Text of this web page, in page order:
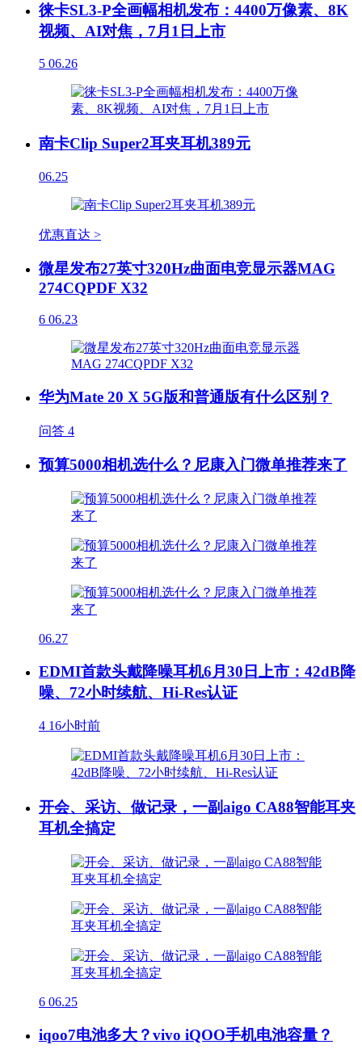
徕卡SL3-P全画幅相机发布：4400万像素、8K
视频、AI对焦，7月1日上市
5 06.26
南卡Clip Super2耳夹耳机389元
06.25
优惠直达 >
微星发布27英寸320Hz曲面电竞显示器MAG
274CQPDF X32
6 06.23
华为Mate 20 X 5G版和普通版有什么区别？
问答 4
预算5000相机选什么？尼康入门微单推荐来了
06.27
EDMI首款头戴降噪耳机6月30日上市：42dB降
噪、72小时续航、Hi-Res认证
4 16小时前
开会、采访、做记录，一副aigo CA88智能耳夹
耳机全搞定
6 06.25
iqoo7电池多大？vivo iQOO手机电池容量？